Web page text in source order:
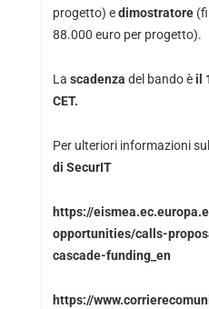
progetto) edimostratore
88.000 euro per progetto).
La scadenza del bando èil
CET.
Per ulteriori informazioni
di SecurIT
https://
opportunities/calls-
cascade-funding_en
https://